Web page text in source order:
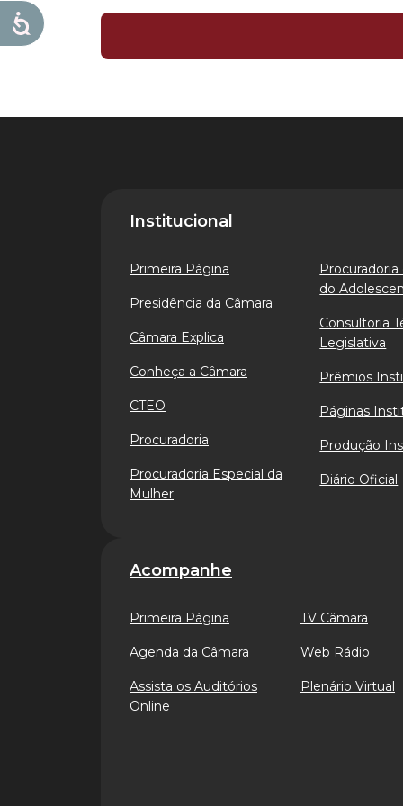
Institucional
Primeira Página
Presidência da Câmara
Câmara Explica
Conheça a Câmara
CTEO
Procuradoria
Procuradoria Especial da
Mulher
Procuradoria
do
Consultoria
Legislativa
Prêmios
Páginas
Produção
Diário Oficial
Acompanhe
Primeira Página
Agenda da Câmara
Assista os Auditórios
Online
TV Câmara
Web Rádio
Plenário Virtual